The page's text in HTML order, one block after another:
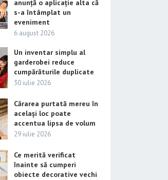
anunță o aplicație alta că
s-a întâmplat un
eveniment
6 august 2026
Un inventar simplu al
garderobei reduce
cumpărăturile duplicate
30 iulie 2026
Cărarea purtată mereu în
același loc poate
accentua lipsa de volum
29 iulie 2026
Ce merită verificat
înainte să cumperi
obiecte decorative vechi